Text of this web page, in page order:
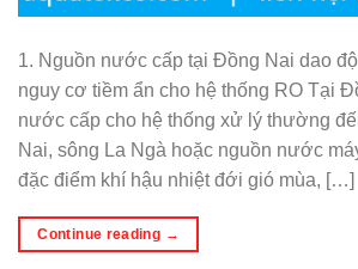
1. Nguồn nước cấp tại Đồng Nai dao
nguy cơ tiềm ẩn cho hệ thống RO Tại
nước cấp cho hệ thống xử lý thường
Nai, sông La Ngà hoặc nguồn nước
đặc điểm khí hậu nhiệt đới gió mùa, […]
Continue reading →